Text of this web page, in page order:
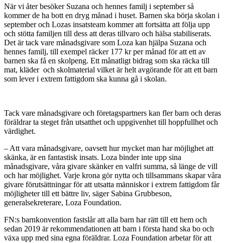
När vi åter besöker Suzana och hennes familj i september så
kommer de ha bott en dryg månad i huset. Barnen ska börja skolan i
september och Lozas insatsteam kommer att fortsätta att följa upp
och stötta familjen till dess att deras tillvaro och hälsa stabiliserats.
Det är tack vare månadsgivare som Loza kan hjälpa Suzana och
hennes familj, till exempel räcker 177 kr per månad för att ett av
barnen ska få en skolpeng. Ett månatligt bidrag som ska räcka till
mat, kläder och skolmaterial vilket är helt avgörande för att ett barn
som lever i extrem fattigdom ska kunna gå i skolan.
Tack vare månadsgivare och företagspartners kan fler barn och deras
föräldrar ta steget från utsatthet och uppgivenhet till hoppfullhet och
värdighet.
– Att vara månadsgivare, oavsett hur mycket man har möjlighet att
skänka, är en fantastisk insats. Loza binder inte upp sina
månadsgivare, våra givare skänker en valfri summa, så länge de vill
och har möjlighet. Varje krona gör nytta och tillsammans skapar våra
givare förutsättningar för att utsatta människor i extrem fattigdom får
möjligheter till ett bättre liv, säger Sabina Grubbeson,
generalsekreterare, Loza Foundation.
FN:s barnkonvention fastslår att alla barn har rätt till ett hem och
sedan 2019 är rekommendationen att barn i första hand ska bo och
växa upp med sina egna föräldrar. Loza Foundation arbetar för att